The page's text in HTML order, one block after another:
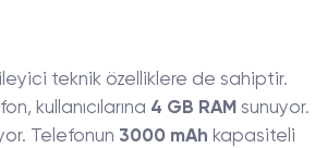
teknik özelliklere de sahiptir.
kullanıcılarına 4 GB RAMsunuyor.
Telefonun 3000 mAh kapasiteli